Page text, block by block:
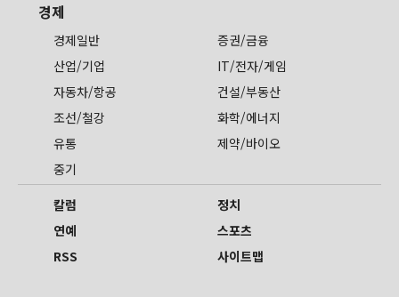
경제
경제일반
증권/금융
산업/기업
IT/전자/게임
자동차/항공
건설/부동산
조선/철강
화학/에너지
유통
제약/바이오
중기
칼럼
정치
연예
스포츠
RSS
사이트맵